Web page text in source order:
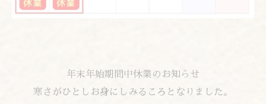
年末年始期間中休業のお知らせ
寒さがひとしお身にしみるころとなりました。